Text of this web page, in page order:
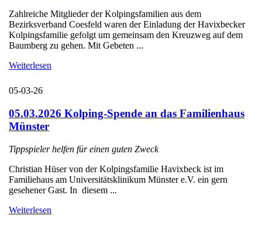
Zahlreiche Mitglieder der Kolpingsfamilien aus dem
Bezirksverband Coesfeld waren der Einladung der Havixbecker
Kolpingsfamilie gefolgt um gemeinsam den Kreuzweg auf dem
Baumberg zu gehen. Mit Gebeten ...
Weiterlesen
05-03-26
05.03.2026 Kolping-Spende an das Familienhaus
Münster
Tippspieler helfen für einen guten Zweck
Christian Hüser von der Kolpingsfamilie Havixbeck ist im
Familiehaus am Universitätsklinikum Münster e.V. ein gern
gesehener Gast. In diesem ...
Weiterlesen